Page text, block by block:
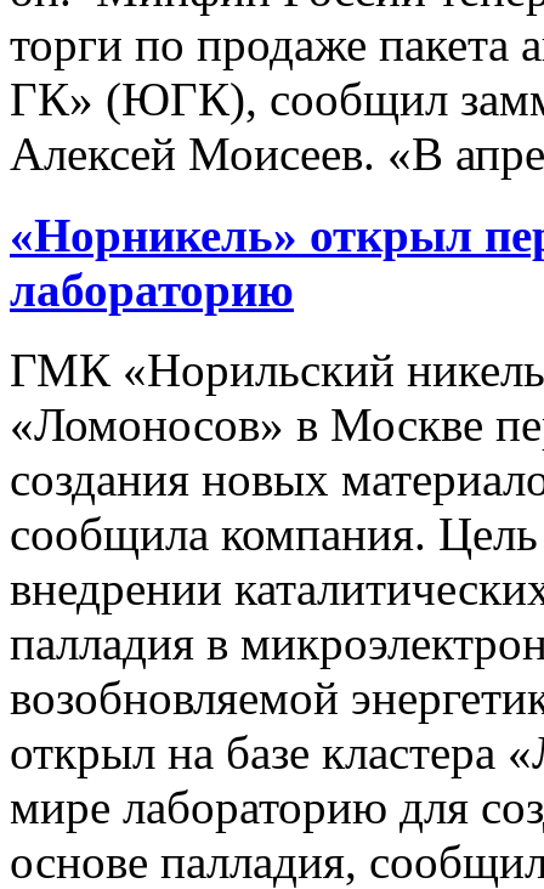
торги по продаже
ГК» (ЮГК), сообщил
Алексей Моисеев. «В
«Норникель» открыл
лабораторию
ГМК «Норильский
«Ломоносов» в Москве
создания новых
сообщила компания. Цель
внедрении
палладия в
возобновляемой
открыл на базе
мире лабораторию для
основе палладия,